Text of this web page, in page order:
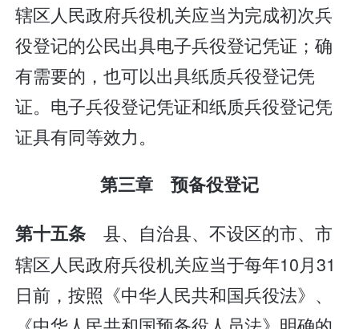
辖区人民政府兵役机关应当为完成初次兵
役登记的公民出具电子兵役登记凭证；确
有需要的，也可以出具纸质兵役登记凭
证。电子兵役登记凭证和纸质兵役登记凭
证具有同等效力。
第三章 预备役登记
第十五条县、自治县、不设区的市、市
辖区人民政府兵役机关应当于每年10月31
日前，按照《中华人民共和国兵役法》、